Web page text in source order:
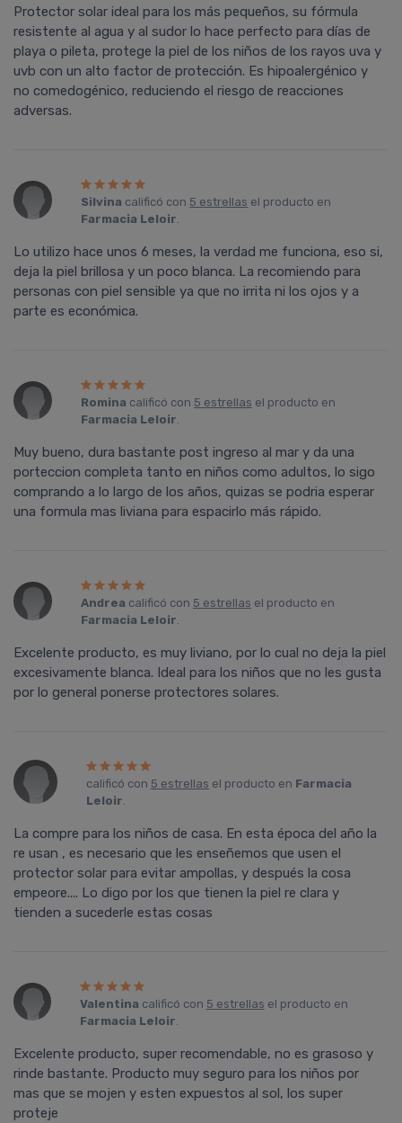
Protector solar ideal para los más pequeños, su fórmula
resistente al agua y al sudor lo hace perfecto para días de
playa o pileta, protege la piel de los niños de los rayos uva y
uvb con un alto factor de protección. Es hipoalergénico y
no comedogénico, reduciendo el riesgo de reacciones
adversas.
Silvina calificó con 5 estrellas el producto en
Farmacia Leloir.
Lo utilizo hace unos 6 meses, la verdad me funciona, eso si,
deja la piel brillosa y un poco blanca. La recomiendo para
personas con piel sensible ya que no irrita ni los ojos y a
parte es económica.
Romina calificó con 5 estrellas el producto en
Farmacia Leloir.
Muy bueno, dura bastante post ingreso al mar y da una
porteccion completa tanto en niños como adultos, lo sigo
comprando a lo largo de los años, quizas se podria esperar
una formula mas liviana para espacirlo más rápido.
Andrea calificó con 5 estrellas el producto en
Farmacia Leloir.
Excelente producto, es muy liviano, por lo cual no deja la piel
excesivamente blanca. Ideal para los niños que no les gusta
por lo general ponerse protectores solares.
calificó con 5 estrellas el producto en Farmacia
Leloir.
La compre para los niños de casa. En esta época del año la
re usan , es necesario que les enseñemos que usen el
protector solar para evitar ampollas, y después la cosa
empeore.... Lo digo por los que tienen la piel re clara y
tienden a sucederle estas cosas
Valentina calificó con 5 estrellas el producto en
Farmacia Leloir.
Excelente producto, super recomendable, no es grasoso y
rinde bastante. Producto muy seguro para los niños por
mas que se mojen y esten expuestos al sol, los super
proteje